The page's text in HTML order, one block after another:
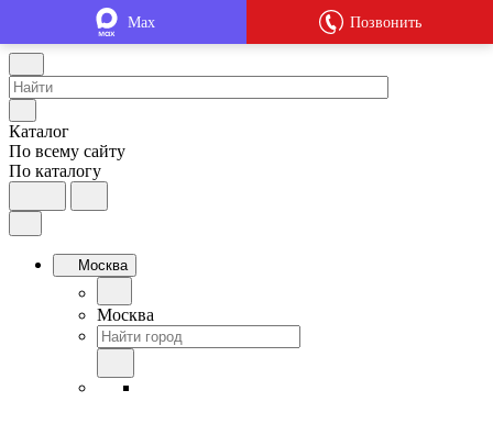
Каталог
По всему сайту
По каталогу
Москва
Москва
Max Позвонить